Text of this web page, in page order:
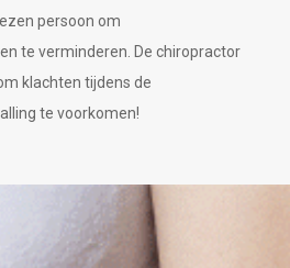
persoon om
te verminderen. De chiropractor
klachten tijdens de
te voorkomen!